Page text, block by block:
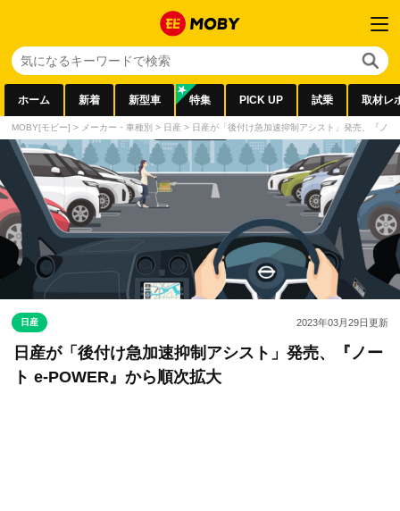
ホーム 新着 新型車 特集 PICK UP 試乗 取材レ
MOBY[モビー] > メーカー・車種別 > 日産 > 日産が「後付け急加速抑制アシスト」発売、『ノ
日産 2023年03月29日更新
日産が「後付け急加速抑制アシスト」発売、『ノー
ト e-POWER』から順次拡大